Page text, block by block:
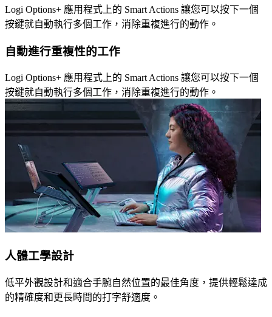
Logi Options+ 應用程式上的 Smart Actions 讓您可以按下一個
按鍵就自動執行多個工作，消除重複進行的動作。
自動進行重複性的工作
Logi Options+ 應用程式上的 Smart Actions 讓您可以按下一個
按鍵就自動執行多個工作，消除重複進行的動作。
人體工學設計
低平外觀設計和適合手腕自然位置的最佳角度，提供輕鬆達成
的精確度和更長時間的打字舒適度。